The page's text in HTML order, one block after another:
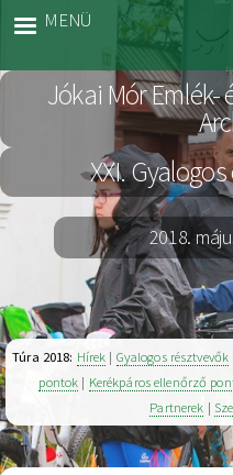
MENÜ
Jókai Mór Emlék-
XXI.
2018.
Túra 2018: Hírek | Gyalogos résztvevők
pontok | Kerékpáros ellenőrző
Partnerek |